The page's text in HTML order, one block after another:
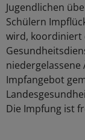
Jugendlichen
Schülern
wird, koordiniert
niedergelassene
Impfangebot
Die Impfung ist